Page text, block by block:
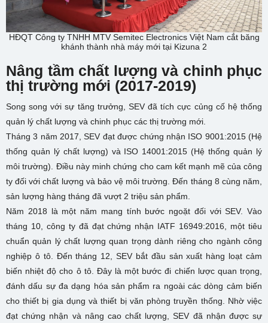
HĐQT Công ty TNHH MTV Semitec Electronics Việt Nam cắt băng
khánh thành nhà máy mới tại Kizuna 2
Nâng tầm chất lượng và chinh phục
thị trường mới (2017-2019)
Song song với sự tăng trưởng, SEV đã tích cực củng cố hệ thống
quản lý chất lượng và chinh phục các thị trường mới.
Tháng 3 năm 2017, SEV đạt được chứng nhận ISO 9001:2015 (Hệ
thống quản lý chất lượng) và ISO 14001:2015 (Hệ thống quản lý
môi trường). Điều này minh chứng cho cam kết mạnh mẽ của công
ty đối với chất lượng và bảo vệ môi trường. Đến tháng 8 cùng năm,
sản lượng hàng tháng đã vượt 2 triệu sản phẩm.
Năm 2018 là một năm mang tính bước ngoặt đối với SEV. Vào
tháng 10, công ty đã đạt chứng nhận IATF 16949:2016, một tiêu
chuẩn quản lý chất lượng quan trọng dành riêng cho ngành công
nghiệp ô tô. Đến tháng 12, SEV bắt đầu sản xuất hàng loạt cảm
biến nhiệt độ cho ô tô. Đây là một bước đi chiến lược quan trọng,
đánh dấu sự đa dạng hóa sản phẩm ra ngoài các dòng cảm biến
cho thiết bị gia dụng và thiết bị văn phòng truyền thống. Nhờ việc
đạt chứng nhận và nâng cao chất lượng, SEV đã nhận được sự